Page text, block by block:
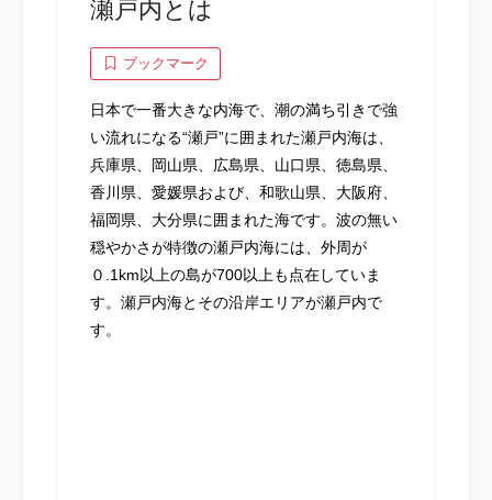
瀬戸内とは
ブックマーク
日本で一番大きな内海で、潮の満ち引きで強
い流れになる“瀬戸”に囲まれた瀬戸内海は、
兵庫県、岡山県、広島県、山口県、徳島県、
香川県、愛媛県および、和歌山県、大阪府、
福岡県、大分県に囲まれた海です。波の無い
穏やかさが特徴の瀬戸内海には、外周が
０.1km以上の島が700以上も点在していま
す。瀬戸内海とその沿岸エリアが瀬戸内で
す。